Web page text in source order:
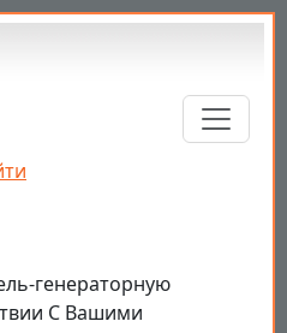
генераторную
С Вашими